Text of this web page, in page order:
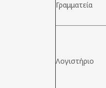
Γραμματεία
Λογιστήριο